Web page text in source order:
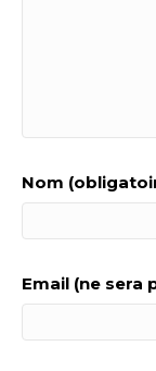
Nom
Email (ne sera